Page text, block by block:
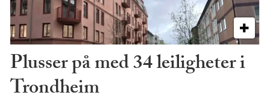
Plusser på med 34 leiligheter i
Trondheim